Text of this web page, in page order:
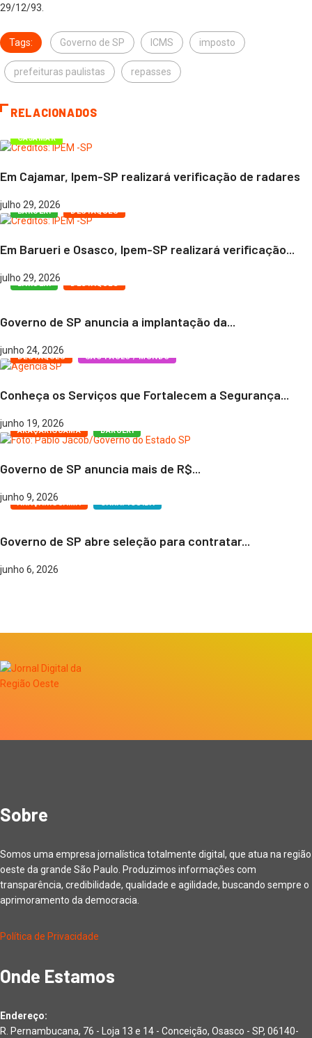
29/12/93.
Tags: Governo de SP ICMS imposto
prefeituras paulistas repasses
RELACIONADOS
CAJAMAR
Em Cajamar, Ipem-SP realizará verificação de radares
julho 29, 2026
BARUERI DESTAQUES
Em Barueri e Osasco, Ipem-SP realizará verificação...
julho 29, 2026
BARUERI DESTAQUES
Governo de SP anuncia a implantação da...
junho 24, 2026
DESTAQUES SÃO PAULO / MUNDO
Conheça os Serviços que Fortalecem a Segurança...
junho 19, 2026
ARAÇARIGUAMA BARUERI
Governo de SP anuncia mais de R$...
junho 9, 2026
ARAÇARIGUAMA
Governo de SP abre seleção para contratar...
junho 6, 2026
Sobre
Somos uma empresa jornalística totalmente digital, que atua na região
oeste da grande São Paulo. Produzimos informações com
transparência, credibilidade, qualidade e agilidade, buscando sempre o
aprimoramento da democracia.
Política de Privacidade
Onde Estamos
Endereço:
R. Pernambucana, 76 - Loja 13 e 14 - Conceição, Osasco - SP, 06140-